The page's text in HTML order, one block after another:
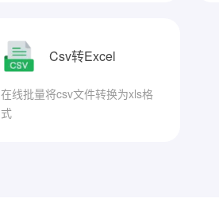
Csv转Excel
在线批量将csv文件转换为xls格
式